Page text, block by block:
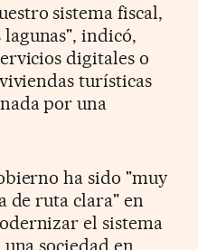
sistema fiscal,
lagunas", indicó,
digitales o
turísticas
por una
ha sido "muy
de ruta clara" en
el sistema
sociedad en